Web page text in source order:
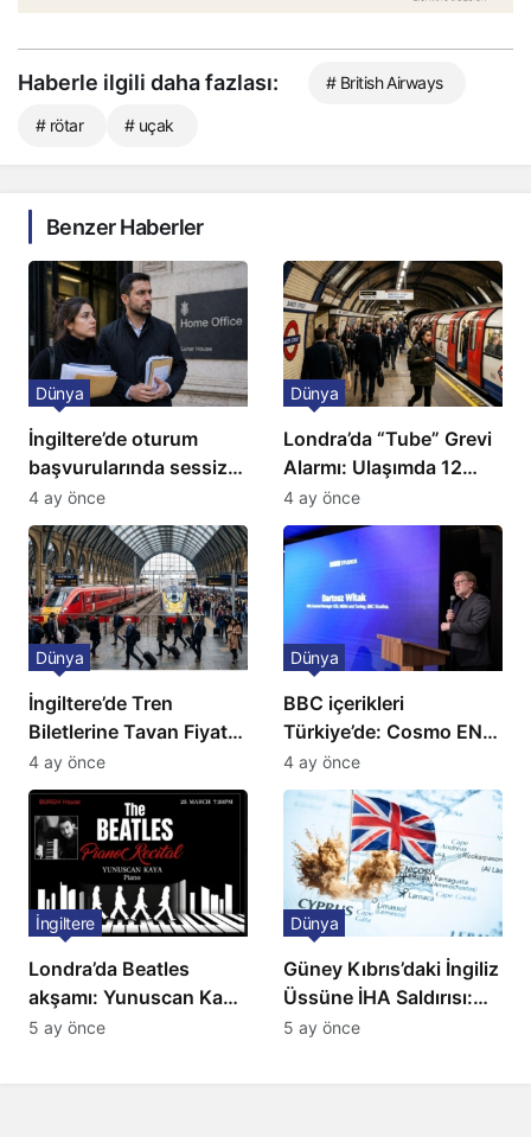
Haberle ilgili daha fazlası: # British Airways
# rötar # uçak
Benzer Haberler
İngiltere’de oturum
başvurularında sessiz
kriz: Büyükelçilikten
açıklama!
Dünya
4 ay önce
Londra’da “Tube” Grevi
Alarmı: Ulaşımda 12
Günlük Kaos Kapıda
Dünya
4 ay önce
İngiltere’de Tren
Biletlerine Tavan Fiyat:
Ulaşımda Yeni
Düzenleme
Dünya
4 ay önce
BBC içerikleri
Türkiye’de: Cosmo EN
ve BBC Player yayında
Dünya
4 ay önce
Londra’da Beatles
akşamı: Yunuscan Kaya
klasik yorumuyla
İngiltere
5 ay önce
Güney Kıbrıs’daki İngiliz
Üssüne İHA Saldırısı:
Patlama, Sirenler ve
Dünya
5 ay önce